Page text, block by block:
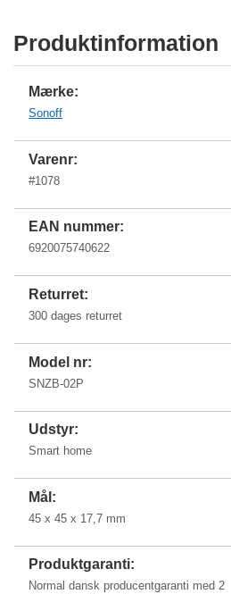
Produktinformation
Mærke:
Sonoff
Varenr:
#1078
EAN nummer:
6920075740622
Returret:
300 dages returret
Model nr:
SNZB-02P
Udstyr:
Smart home
Mål:
45 x 45 x 17,7 mm
Produktgaranti:
Normal dansk producentgaranti med 2